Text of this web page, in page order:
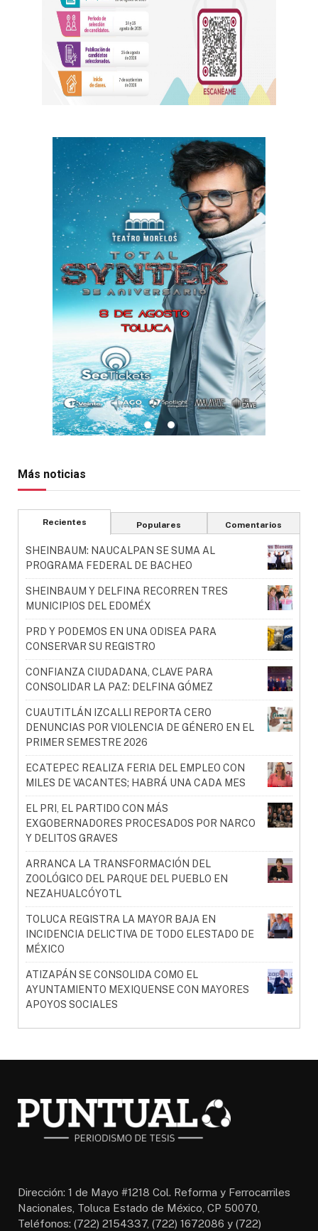
Más noticias
Recientes Populares Comentarios
SHEINBAUM: NAUCALPAN SE SUMA AL
PROGRAMA FEDERAL DE BACHEO
SHEINBAUM Y DELFINA RECORREN TRES
MUNICIPIOS DEL EDOMÉX
PRD Y PODEMOS EN UNA ODISEA PARA
CONSERVAR SU REGISTRO
CONFIANZA CIUDADANA, CLAVE PARA
CONSOLIDAR LA PAZ: DELFINA GÓMEZ
CUAUTITLÁN IZCALLI REPORTA CERO
DENUNCIAS POR VIOLENCIA DE GÉNERO EN EL
PRIMER SEMESTRE 2026
ECATEPEC REALIZA FERIA DEL EMPLEO CON
MILES DE VACANTES; HABRÁ UNA CADA MES
EL PRI, EL PARTIDO CON MÁS
EXGOBERNADORES PROCESADOS POR NARCO
Y DELITOS GRAVES
ARRANCA LA TRANSFORMACIÓN DEL
ZOOLÓGICO DEL PARQUE DEL PUEBLO EN
NEZAHUALCÓYOTL
TOLUCA REGISTRA LA MAYOR BAJA EN
INCIDENCIA DELICTIVA DE TODO ELESTADO DE
MÉXICO
ATIZAPÁN SE CONSOLIDA COMO EL
AYUNTAMIENTO MEXIQUENSE CON MAYORES
APOYOS SOCIALES
Dirección: 1 de Mayo #1218 Col. Reforma y Ferrocarriles
Nacionales, Toluca Estado de México, CP 50070,
Teléfonos: (722) 2154337, (722) 1672086 y (722)